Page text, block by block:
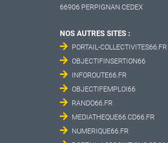
66906 PERPIGNAN CEDEX
NOS AUTRES SITES :
PORTAIL-COLLECTIVITES66.FR
OBJECTIFINSERTION66
INFOROUTE66.FR
OBJECTIFEMPLOI66
RANDO66.FR
MEDIATHEQUE66.CD66.FR
NUMERIQUE66.FR